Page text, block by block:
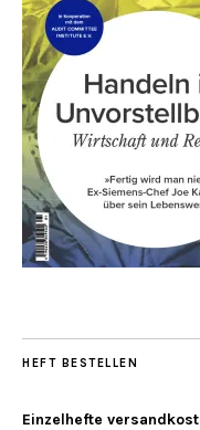
HEFT BESTELLEN
Einzelhefte